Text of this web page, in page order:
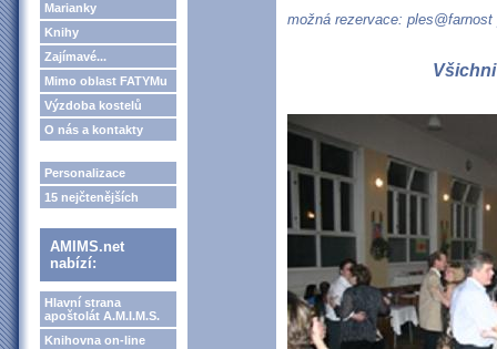
Marianky
Knihy
Zajímavé...
Mimo oblast FATYMu
Výzdoba kostelů
O nás a kontakty
Personalizace
15 nejčtenějších
AMIMS.net
nabízí:
Hlavní strana
apoštolát A.M.I.M.S.
Knihovna on-line
možná rezervace: